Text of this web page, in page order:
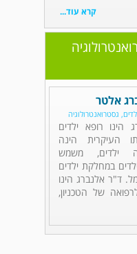
קרא עוד...
אלטר
גסטרואנטרולוגיה
הינו רופא ילדים
העיקרית הינה
ילדים, משמש
במחלקת ילדים
ד"ר אלנברג הינו
של הטכניון,